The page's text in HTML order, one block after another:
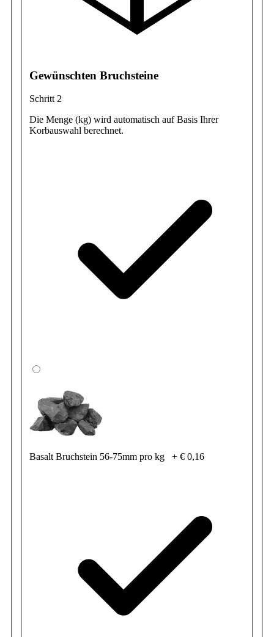
Gewünschten Bruchsteine
Schritt 2
Die Menge (kg) wird automatisch auf Basis Ihrer
Korbauswahl berechnet.
Basalt Bruchstein 56-75mm pro kg + € 0,16